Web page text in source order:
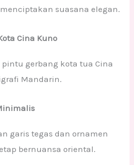
suasana elegan.
Cina Kuno
gerbang kota tua Cina
Mandarin.
garis tegas dan ornamen
bernuansa oriental.